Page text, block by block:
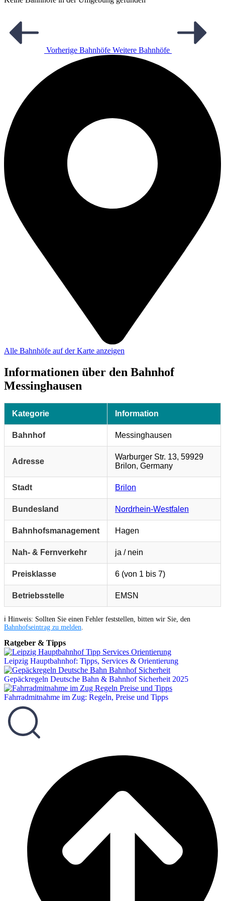
Vorherige Bahnhöfe Weitere Bahnhöfe
Alle Bahnhöfe auf der Karte anzeigen
Informationen über den Bahnhof
Messinghausen
Kategorie Information
Bahnhof Messinghausen
Adresse
Warburger Str. 13, 59929
Brilon, Germany
Stadt Brilon
Bundesland Nordrhein-Westfalen
Bahnhofsmanagement Hagen
Nah- & Fernverkehr ja / nein
Preisklasse 6 (von 1 bis 7)
Betriebsstelle EMSN
ℹ️ Hinweis: Sollten Sie einen Fehler feststellen, bitten wir Sie, den
Bahnhofseintrag zu melden
Ratgeber & Tipps
Leipzig Hauptbahnhof: Tipps, Services & Orientierung
Gepäckregeln Deutsche Bahn & Bahnhof Sicherheit 2025
Fahrradmitnahme im Zug: Regeln, Preise und Tipps